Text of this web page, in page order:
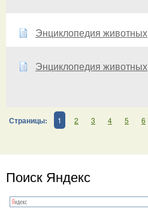
Энциклопедия животных
Энциклопедия животных
Страницы: 1 2 3 4 5 6
Поиск Яндекс